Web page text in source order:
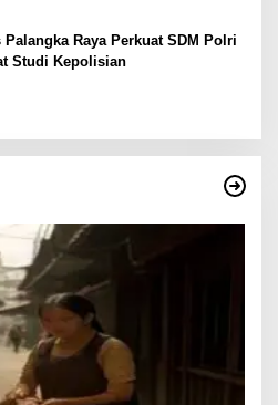
Raya Perkuat SDM Polri
Studi Kepolisian